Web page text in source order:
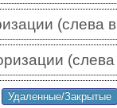
(слева